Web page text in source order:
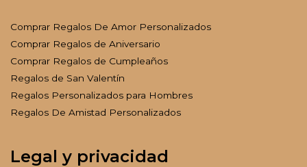
Comprar Regalos De Amor Personalizados
Comprar Regalos de Aniversario
Comprar Regalos de Cumpleaños
Regalos de San Valentín
Regalos Personalizados para Hombres
Regalos De Amistad Personalizados
Legal y privacidad